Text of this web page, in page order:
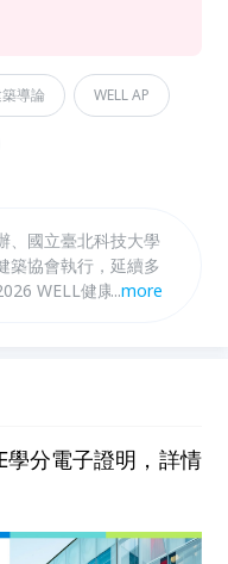
導論 WELL AP
、國立臺北科技大學
築協會執行，延續多
WELL健康建築
與企業專業人士掌
...more
學分電子證明，詳情